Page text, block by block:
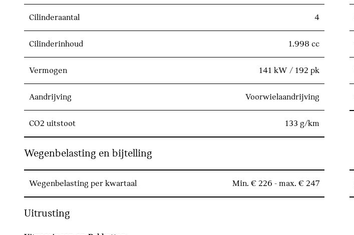
Cilinderaantal 4
Cilinderinhoud 1.998 cc
Vermogen 141 kW / 192 pk
Aandrijving Voorwielaandrijving
CO2 uitstoot 133 g/km
Wegenbelasting en bijtelling
Wegenbelasting per kwartaal Min. € 226 - max. € 247
Uitrusting